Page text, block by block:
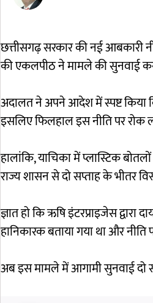
छत्तीसगढ़ सरकार की नई आबकारी
की एकलपीठ ने मामले की सुनवाई
अदालत ने अपने आदेश में स्पष्ट किया
इसलिए फिलहाल इस नीति पर रोक
हालांकि, याचिका में प्लास्टिक
राज्य शासन से दो सप्ताह के भीतर
ज्ञात हो कि ऋषि इंटरप्राइजेस
हानिकारक बताया गया था और
अब इस मामले में आगामी सुनवाई दो